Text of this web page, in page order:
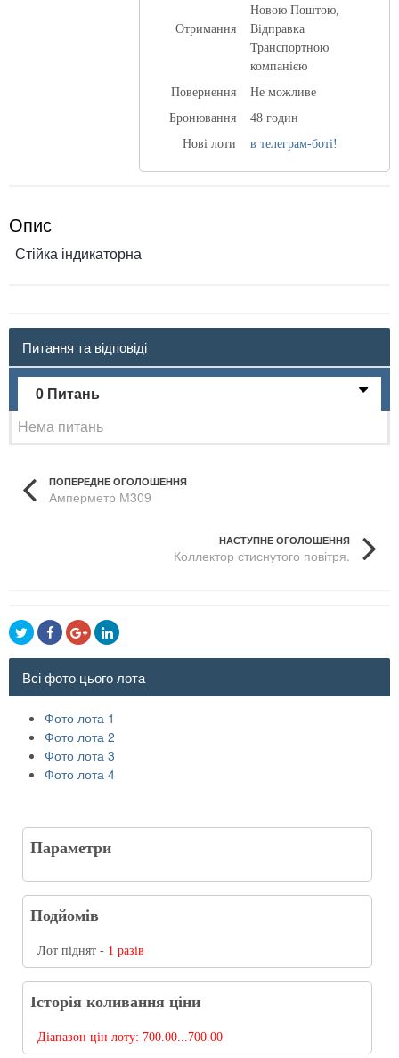
Отримання
Новою Поштою,
Відправка
Транспортною
компанією
Повернення
Не можливе
Бронювання
48 годин
Нові лоти
в телеграм-боті!
Опис
Стійка індикаторна
Питання та відповіді
0 Питань
Нема питань
ПОПЕРЕДНЕ ОГОЛОШЕННЯ
Амперметр М309
НАСТУПНЕ ОГОЛОШЕННЯ
Коллектор стиснутого повітря.
Всі фото цього лота
Фото лота 1
Фото лота 2
Фото лота 3
Фото лота 4
Параметри
Подйомів
Лот піднят - 1 разів
Історія коливання ціни
Діапазон цін лоту: 700.00...700.00